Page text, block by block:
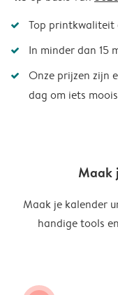
Top printkwaliteit
In minder dan 15
Onze prijzen zijn
dag om iets
Maak
Maak je kalender
handige tools